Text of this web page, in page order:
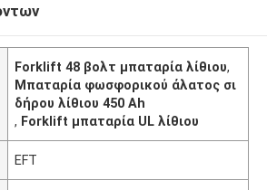
Forklift 48 βολτ μπαταρία λίθιου,
Μπαταρία φωσφορικού άλατος σι
δήρου λίθιου 450 Ah
, Forklift μπαταρία UL λίθιου
EFT